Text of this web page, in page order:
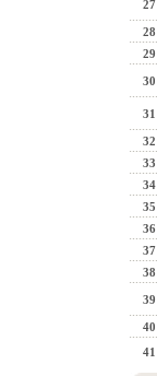
27
28
29
30
31
32
33
34
35
36
37
38
39
40
41